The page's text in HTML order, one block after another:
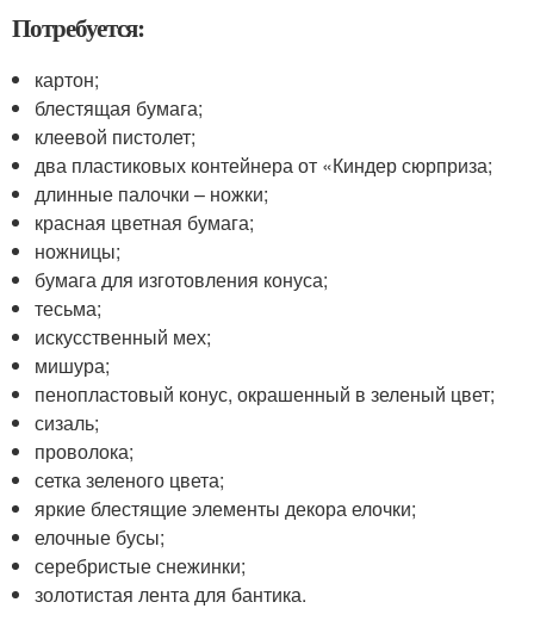
Потребуется:
картон;
блестящая бумага;
клеевой пистолет;
два пластиковых контейнера от «Киндер сюрприза;
длинные палочки – ножки;
красная цветная бумага;
ножницы;
бумага для изготовления конуса;
тесьма;
искусственный мех;
мишура;
пенопластовый конус, окрашенный в зеленый цвет;
сизаль;
проволока;
сетка зеленого цвета;
яркие блестящие элементы декора елочки;
елочные бусы;
серебристые снежинки;
золотистая лента для бантика.